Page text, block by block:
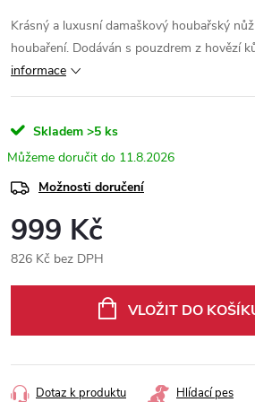
Krásný a luxusní damaškový houbařský
houbaření. Dodáván s pouzdrem z hovězí
informace
Skladem >5 ks
11.8.2026
Možnosti doručení
999 Kč
826 Kč bez DPH
VLOŽIT DO
Dotaz k produktu Hlídací pes